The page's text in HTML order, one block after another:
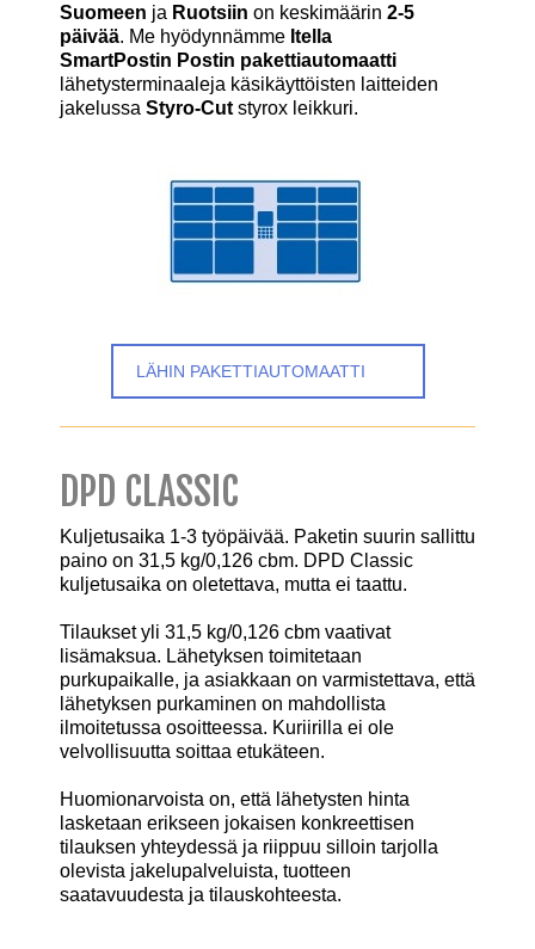
Suomeen ja Ruotsiin on keskimäärin 2-5
päivää. Me hyödynnämme Itella
SmartPostin Postin pakettiautomaatti
lähetysterminaaleja käsikäyttöisten laitteiden
jakelussa Styro-Cut styrox leikkuri.
LÄHIN PAKETTIAUTOMAATTI
DPD CLASSIC
Kuljetusaika 1-3 työpäivää. Paketin suurin sallittu
paino on 31,5 kg/0,126 cbm. DPD Classic
kuljetusaika on oletettava, mutta ei taattu.
Tilaukset yli 31,5 kg/0,126 cbm vaativat
lisämaksua. Lähetyksen toimitetaan
purkupaikalle, ja asiakkaan on varmistettava, että
lähetyksen purkaminen on mahdollista
ilmoitetussa osoitteessa. Kuriirilla ei ole
velvollisuutta soittaa etukäteen.
Huomionarvoista on, että lähetysten hinta
lasketaan erikseen jokaisen konkreettisen
tilauksen yhteydessä ja riippuu silloin tarjolla
olevista jakelupalveluista, tuotteen
saatavuudesta ja tilauskohteesta.